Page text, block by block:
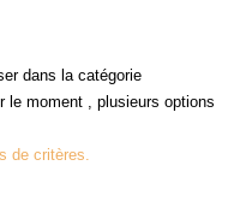
dans la catégorie
le moment , plusieurs options
de critères.